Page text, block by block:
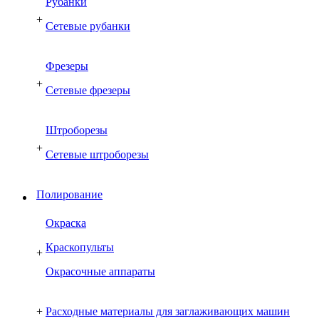
+
Сетевые рубанки
+
Фрезеры
Сетевые фрезеры
+
Штроборезы
Сетевые штроборезы
Полирование
+
Окраска
Краскопульты
Окрасочные аппараты
+ Расходные материалы для заглаживающих машин